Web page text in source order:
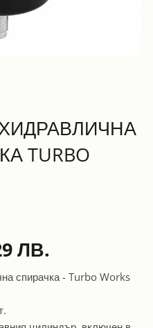
TURBO
ЛВ.
спирачка - Turbo Works